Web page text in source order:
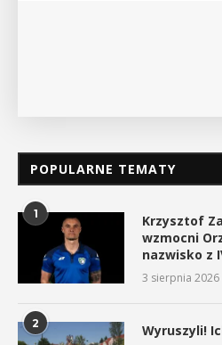
POPULARNE TEMATY
1
Krzysztof
wzmocni
nazwisko z
3 sierpnia 2026
2 Wyruszyli!